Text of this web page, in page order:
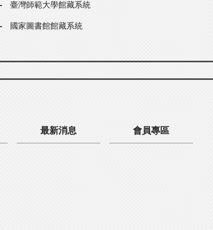
臺灣師範大學館藏系統
國家圖書館館藏系統
最新消息 會員專區